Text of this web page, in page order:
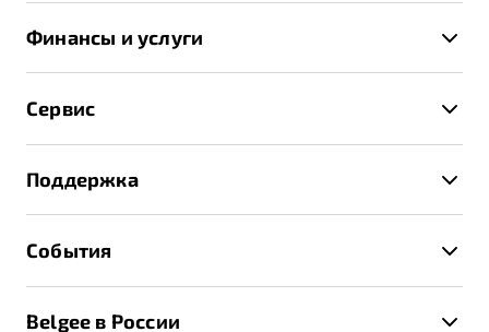
X70
Спецпредложения и Акции
Записаться на тест-драйв
Получить предложение
Финансы и услуги
Трейд-ин
Страхование
Расчет КАСКО
Сервис
Руководство по эксплуатации
Техническое обслуживание
Калькулятор ТО
Поддержка
Помощь на дорогах
События
Belgee в России